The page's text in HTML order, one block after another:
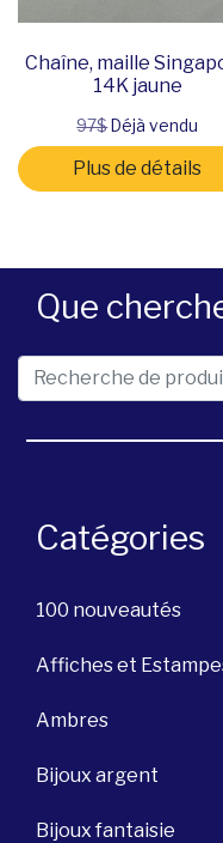
Que
Recherche pour :
Catégories
100 nouveautés
Affiches et
Ambres
Bijoux argent
Bijoux fantaisie
Chaîne, maille
14K jaune
97$Déjà vendu
Plus de détails